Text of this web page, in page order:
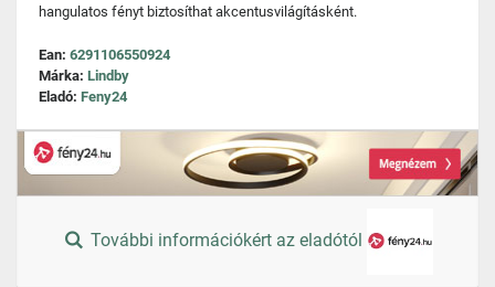
hangulatos fényt biztosíthat akcentusvilágításként.
Ean: 6291106550924
Márka: Lindby
Eladó: Feny24
További információkért az eladótól